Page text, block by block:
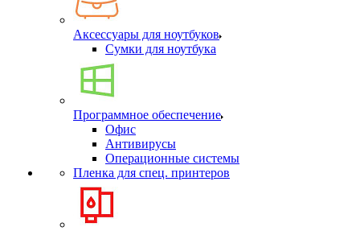
Аксессуары для ноутбуков
Сумки для ноутбука
Программное обеспечение
Офис
Антивирусы
Операционные системы
Пленка для спец. принтеров